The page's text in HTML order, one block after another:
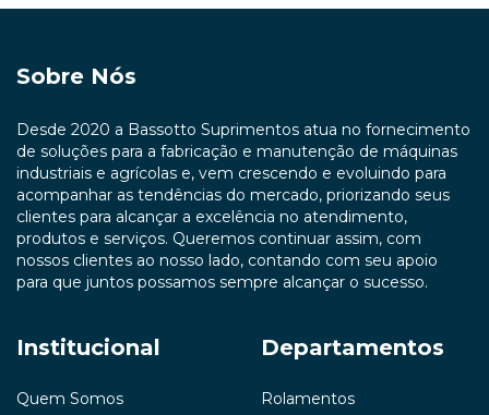
Sobre Nós
Desde 2020 a Bassotto Suprimentos atua no fornecimento
de soluções para a fabricação e manutenção de máquinas
industriais e agrícolas e, vem crescendo e evoluindo para
acompanhar as tendências do mercado, priorizando seus
clientes para alcançar a excelência no atendimento,
produtos e serviços. Queremos continuar assim, com
nossos clientes ao nosso lado, contando com seu apoio
para que juntos possamos sempre alcançar o sucesso.
Institucional
Quem Somos
Departamentos
Rolamentos